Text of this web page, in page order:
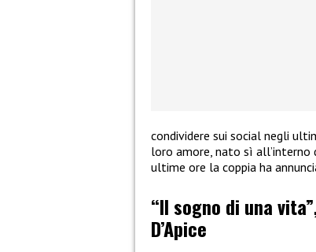
condividere sui social negli
loro amore, nato sì all’interno
ultime ore la coppia ha
“Il sogno di una
D’Apice